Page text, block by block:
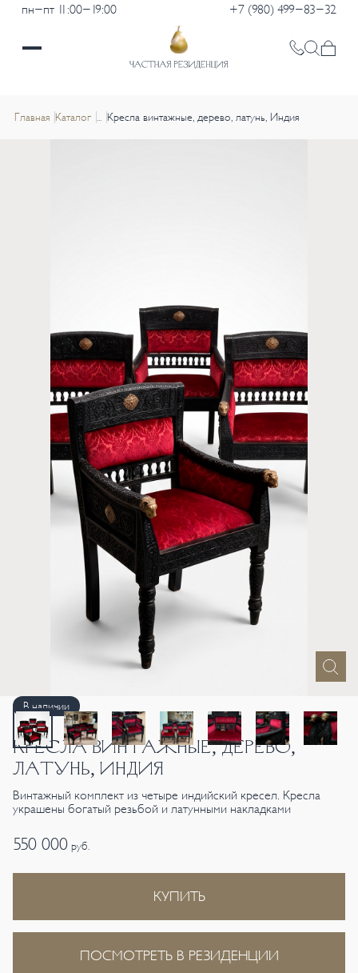
пн-пт 11:00-19:00 +7 (980) 499-83-32
Главная Каталог ... Кресла винтажные, дерево, латунь, Индия
В наличии
КРЕСЛА ВИНТАЖНЫЕ, ДЕРЕВО,
ЛАТУНЬ, ИНДИЯ
Винтажный комплект из четыре индийский кресел. Кресла
украшены богатый резьбой и латунными накладками
550 000 руб.
КУПИТЬ
ПОСМОТРЕТЬ В РЕЗИДЕНЦИИ